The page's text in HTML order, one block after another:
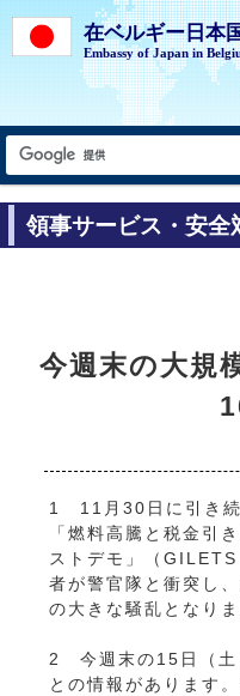
在ベルギー日本
Embassy of Japan in
領事サービス・安全
今週末の大規
1 11月30日に引き続
「燃料高騰と税金引
ストデモ」（
者が警官隊と衝突し
の大きな騒乱となりま
2 今週末の15日（土
との情報があります